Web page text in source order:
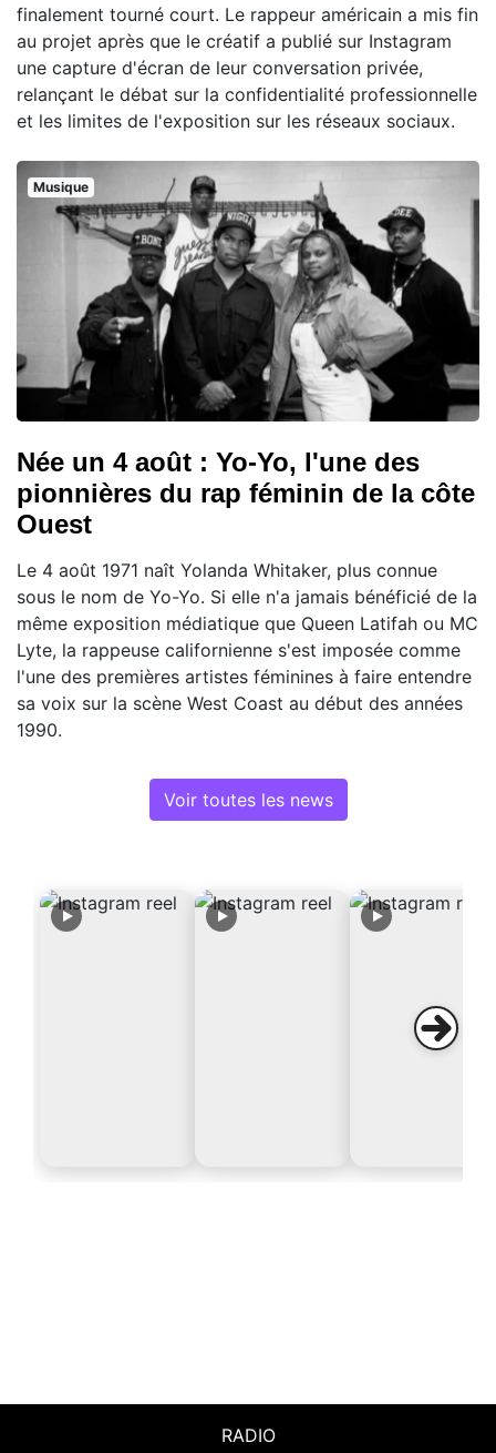
finalement tourné court. Le rappeur américain a mis fin
au projet après que le créatif a publié sur Instagram
une capture d'écran de leur conversation privée,
relançant le débat sur la confidentialité professionnelle
et les limites de l'exposition sur les réseaux sociaux.
Musique
Née un 4 août : Yo-Yo, l'une des
pionnières du rap féminin de la côte
Ouest
Le 4 août 1971 naît Yolanda Whitaker, plus connue
sous le nom de Yo-Yo. Si elle n'a jamais bénéficié de la
même exposition médiatique que Queen Latifah ou MC
Lyte, la rappeuse californienne s'est imposée comme
l'une des premières artistes féminines à faire entendre
sa voix sur la scène West Coast au début des années
1990.
Voir toutes les news
RADIO